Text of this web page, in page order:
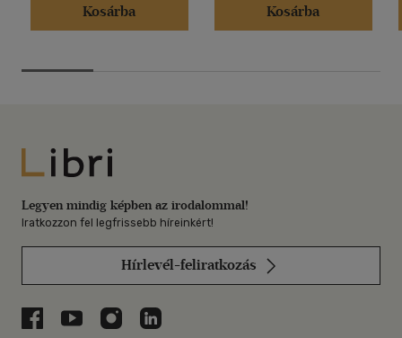
Kosárba
Kosárba
Libri
Legyen mindig képben az irodalommal!
Iratkozzon fel legfrissebb híreinkért!
Hírlevél-feliratkozás
Libri a Facebookon
Libri a Youtube-on
Libri az Instagramon
Libri a LinkedInen